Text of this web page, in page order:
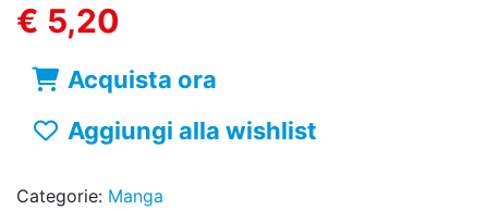
€ 5,20
Acquista ora
Aggiungi alla wishlist
Categorie: Manga